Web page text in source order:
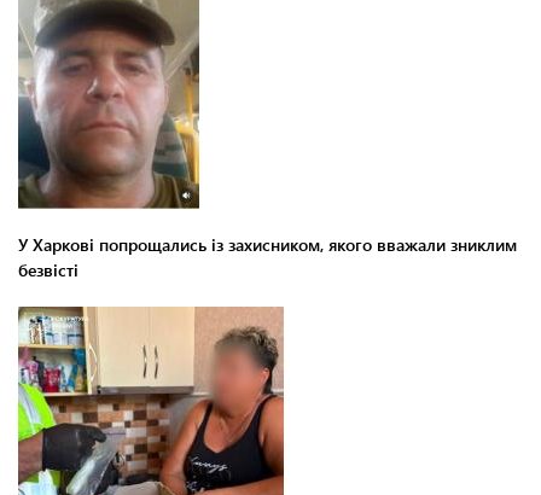
У Харкові попрощались із захисником, якого вважали зниклим
безвісті